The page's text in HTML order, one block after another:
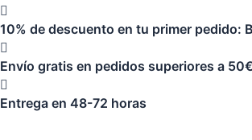
Ir
al
contenido
10% de descuento en tu primer pedido:
Envío gratis en pedidos superiores a 50€
Entrega en 48-72 horas